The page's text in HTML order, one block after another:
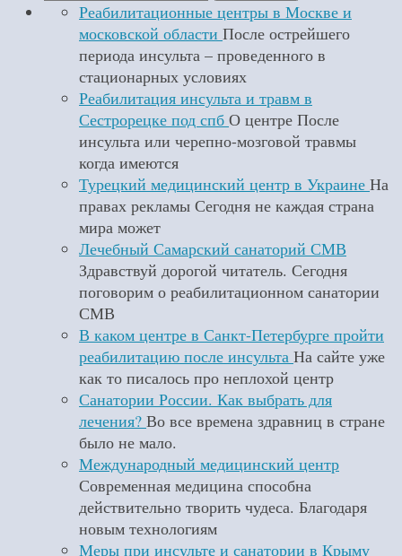
Реабилитационные центры в Москве и
московской области После острейшего
периода инсульта – проведенного в
стационарных условиях
Реабилитация инсульта и травм в
Сестрорецке под спб О центре После
инсульта или черепно-мозговой травмы
когда имеются
Турецкий медицинский центр в Украине На
правах рекламы Сегодня не каждая страна
мира может
Лечебный Самарский санаторий СМВ
Здравствуй дорогой читатель. Сегодня
поговорим о реабилитационном санатории
СМВ
В каком центре в Санкт-Петербурге пройти
реабилитацию после инсульта На сайте уже
как то писалось про неплохой центр
Санатории России. Как выбрать для
лечения? Во все времена здравниц в стране
было не мало.
Международный медицинский центр
Современная медицина способна
действительно творить чудеса. Благодаря
новым технологиям
Меры при инсульте и санатории в Крыму